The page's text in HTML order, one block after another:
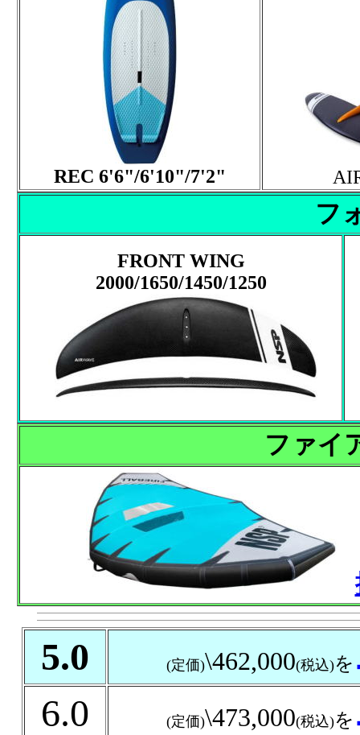
REC 6'6"/6'10"/7'2"
フ
FRONT WING
2000/1650/1450/1250
ファイ
5.0 (定価)\462,000(税込)を
6.0
(定価)\473,000(税込)を